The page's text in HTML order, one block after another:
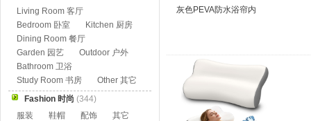
灰色PEVA防水浴帘内
Living Room 客厅
Bedroom 卧室
Kitchen 厨房
Dining Room 餐厅
Garden 园艺
Outdoor 户外
Bathroom 卫浴
Study Room 书房
Other 其它
Fashion 时尚 (344)
服装
鞋帽 配饰
其它